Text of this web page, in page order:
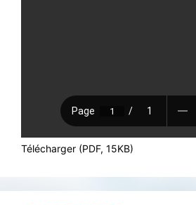
Télécharger (PDF, 15KB)